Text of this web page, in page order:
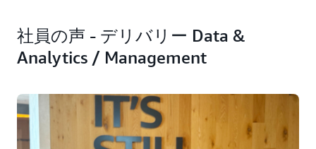
社員の声 - デリバリー Data &
Analytics / Management